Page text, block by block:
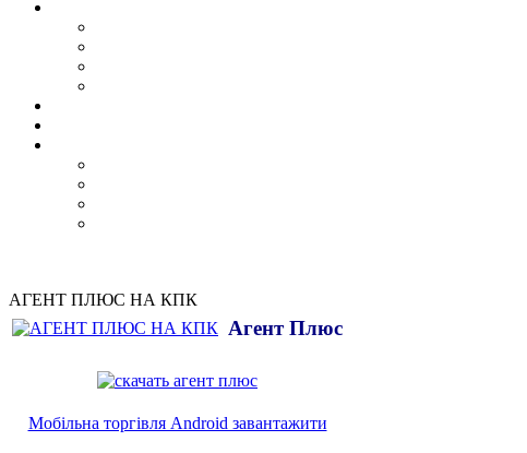
АГЕНТ ПЛЮС НА КПК
Агент Плюс
Мобільна торгівля Android завантажити